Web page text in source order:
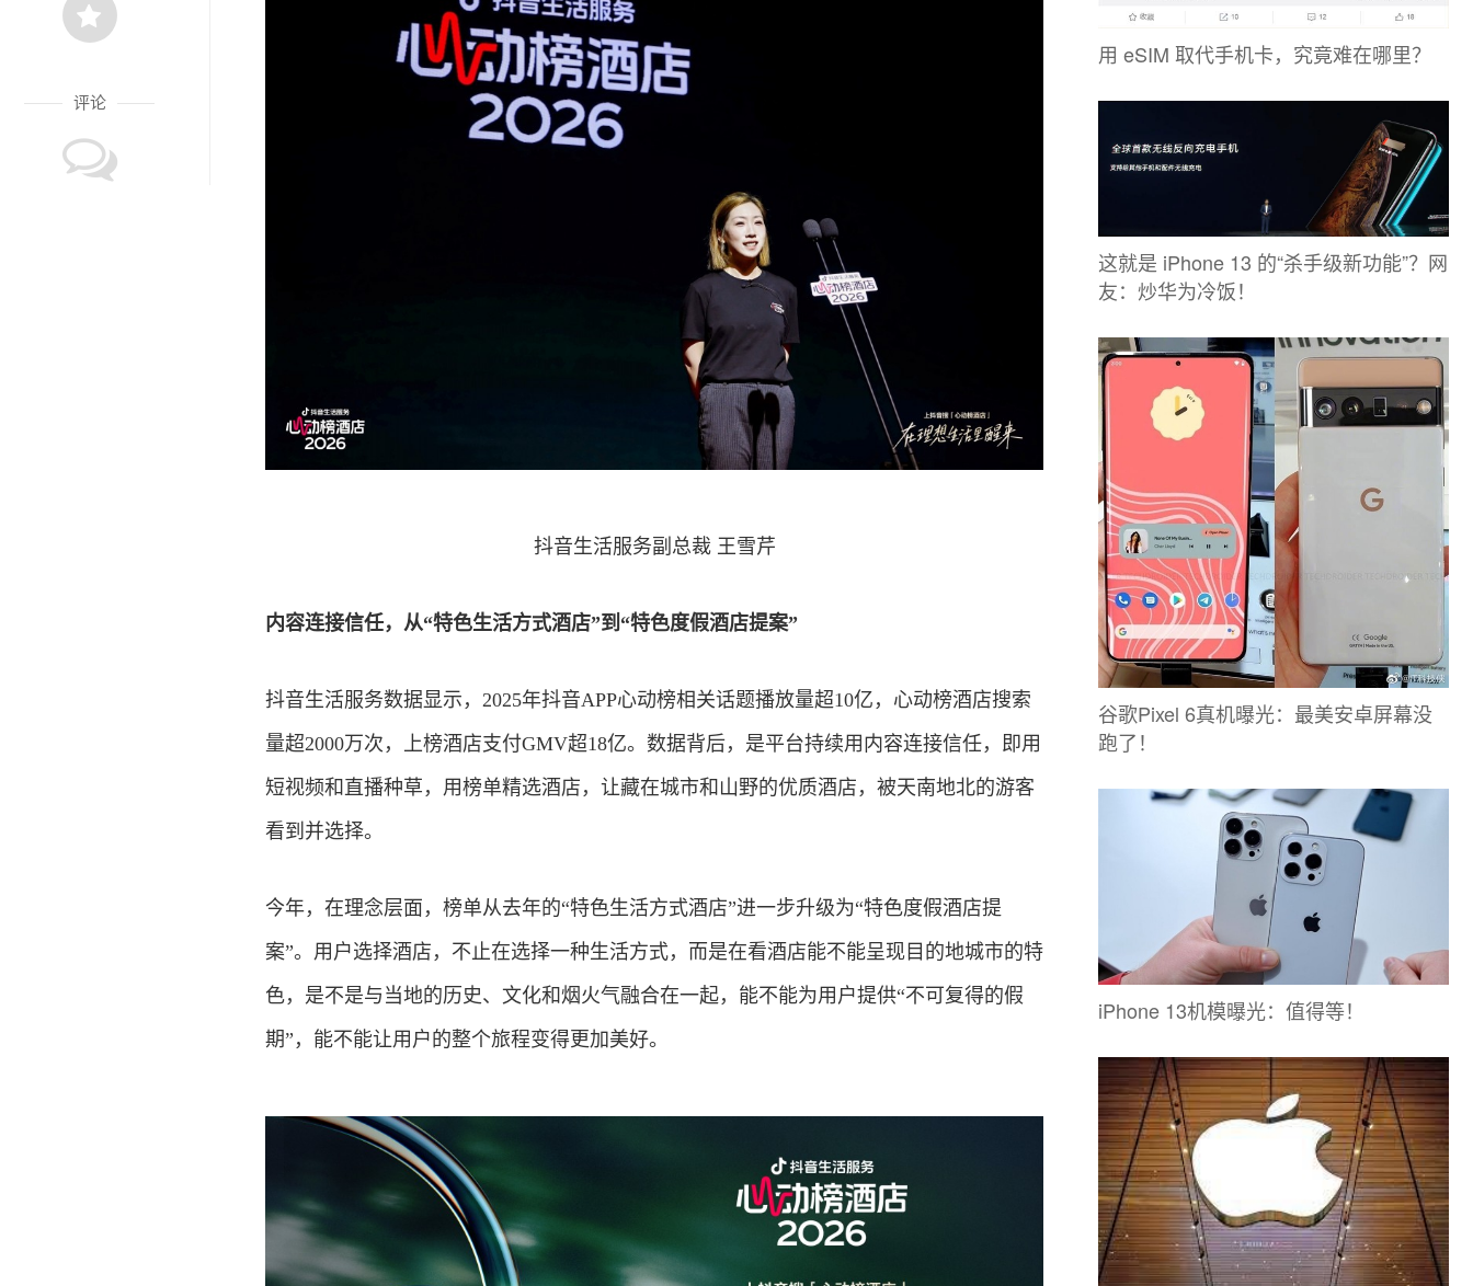
评论
抖音生活服务副总裁 王雪芹
内容连接信任，从“特色生活方式酒店”到“特色度假酒店提案”
抖音生活服务数据显示，2025年抖音APP心动榜相关话题播放量超10亿，心动榜酒店搜索
量超2000万次，上榜酒店支付GMV超18亿。数据背后，是平台持续用内容连接信任，即用
短视频和直播种草，用榜单精选酒店，让藏在城市和山野的优质酒店，被天南地北的游客
看到并选择。
今年，在理念层面，榜单从去年的“特色生活方式酒店”进一步升级为“特色度假酒店提
案”。用户选择酒店，不止在选择一种生活方式，而是在看酒店能不能呈现目的地城市的特
色，是不是与当地的历史、文化和烟火气融合在一起，能不能为用户提供“不可复得的假
期”，能不能让用户的整个旅程变得更加美好。
用 eSIM 取代手机卡，究竟难在哪里？
这就是 iPhone 13 的“杀手级新功能”？网
友：炒华为冷饭！
谷歌Pixel 6真机曝光：最美安卓屏幕没
跑了！
iPhone 13机模曝光：值得等！